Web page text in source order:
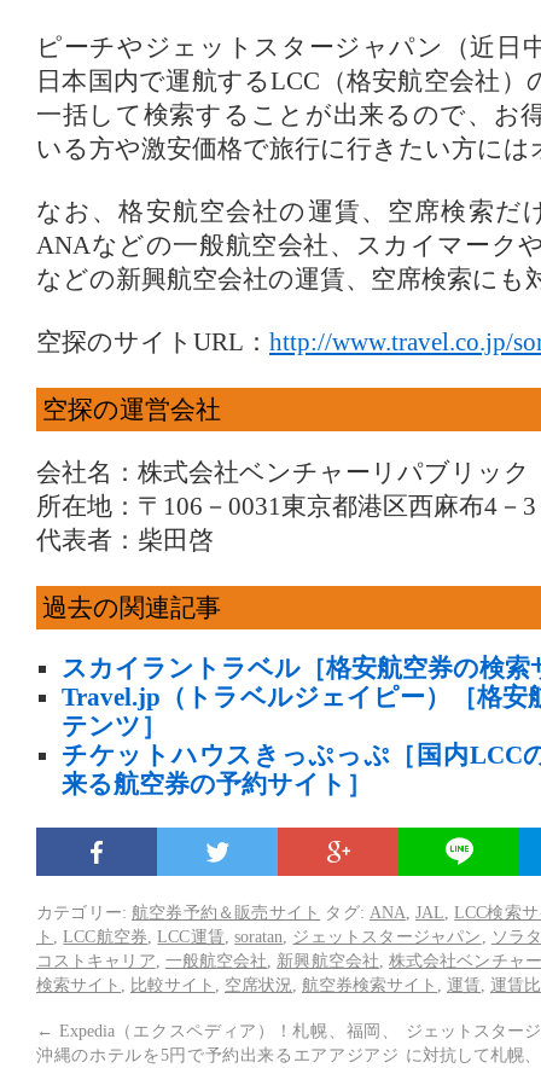
ピーチやジェットスタージャパン（近日
日本国内で運航するLCC（格安航空会社）
一括して検索することが出来るので、お
いる方や激安価格で旅行に行きたい方には
なお、格安航空会社の運賃、空席検索だ
ANAなどの一般航空会社、スカイマーク
などの新興航空会社の運賃、空席検索にも
空探のサイトURL： http://www.travel.co.jp/
空探の運営会社
会社名：株式会社ベンチャーリパブリック
所在地：〒106－0031東京都港区西麻布4－
代表者：柴田啓
過去の関連記事
スカイラントラベル［格安航空券の検索
Travel.jp（トラベルジェイピー）［格安
テンツ］
チケットハウスきっぷっぷ［国内LCC
来る航空券の予約サイト］
カテゴリー:航空券予約＆販売サイト タグ: ANA ,JAL ,LCC検索
ト
,LCC航空券 ,LCC運賃 ,soratan ジェットスタージャパン
ソラ
コストキャリア 一般航空会社 新興航空会社 ,株式会社ベンチャ
検索サイト
比較サイト 空席状況 航空券検索サイト 運賃 運賃
← Expedia（エクスペディア）！札幌、福岡、
沖縄のホテルを5円で予約出来るエアアジアジ
ジェットスター
に対抗して札幌